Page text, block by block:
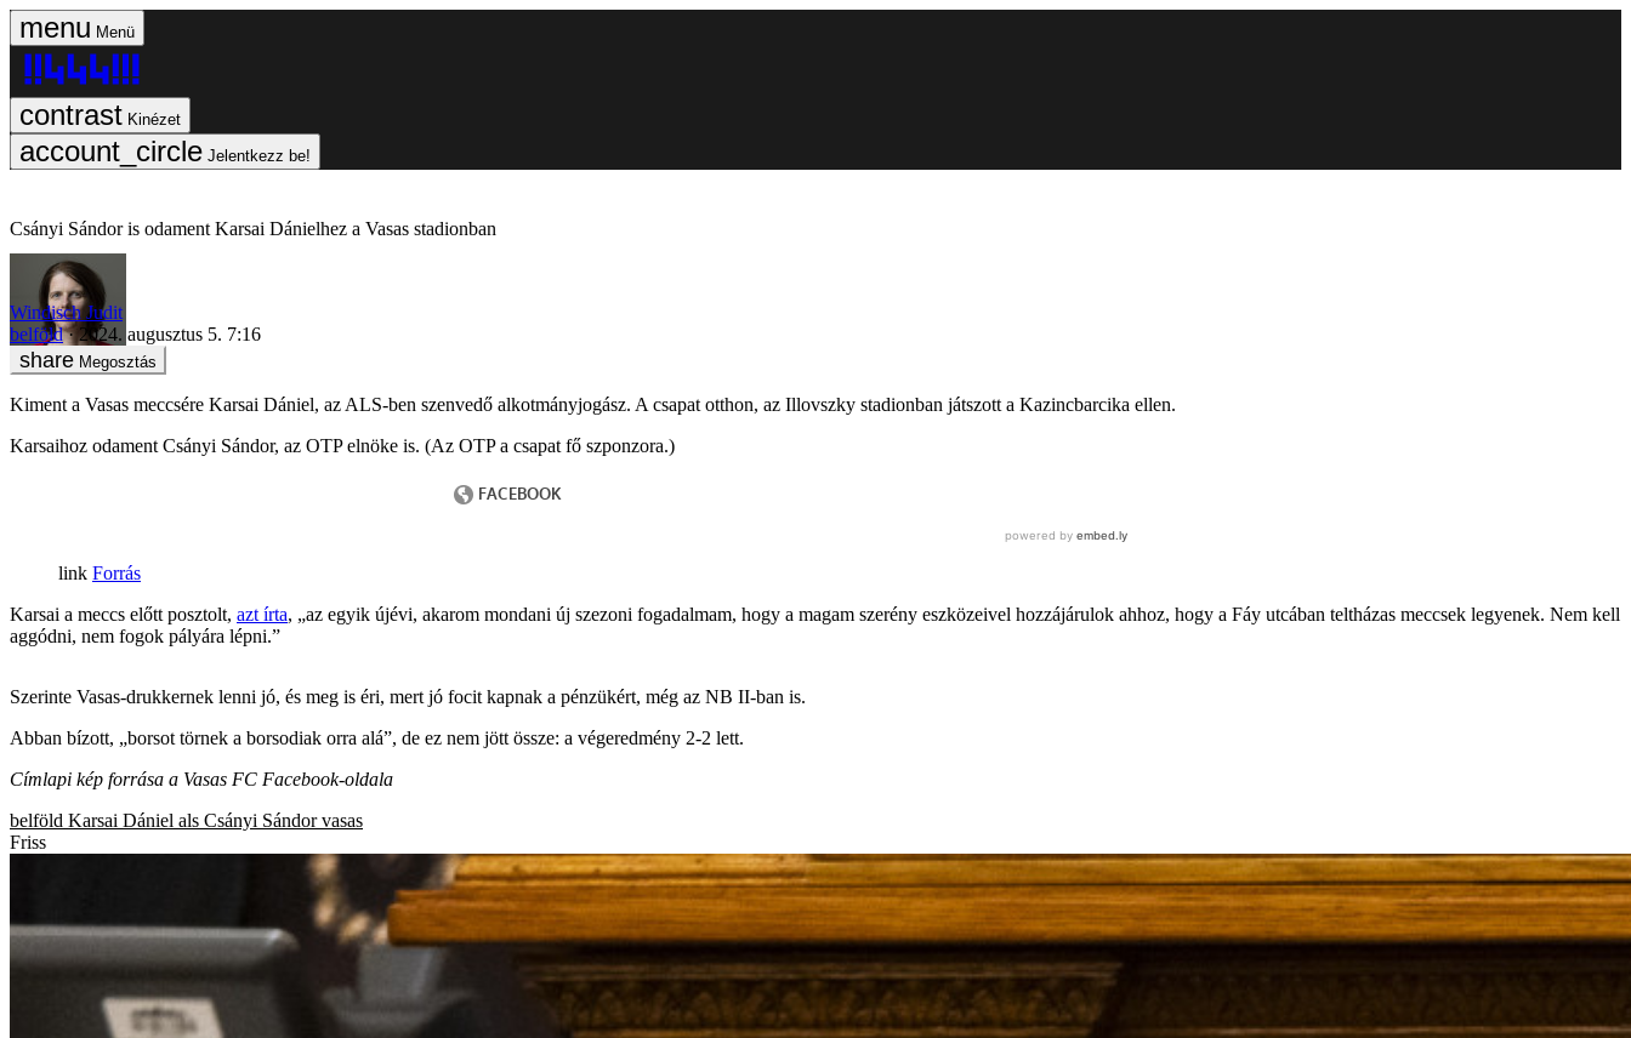
Menü
Kinézet
Jelentkezz be!
Csányi Sándor is odament Karsai Dánielhez a Vasas stadionban
Windisch Judit
belföld
2024. augusztus 5. 7:16
Megosztás
Kiment a Vasas meccsére Karsai Dániel, az ALS-ben szenvedő alkotmányjogász. A csapat otthon, az Illovszky stadionban játszott a Kazincbarcika ellen.
Karsaihoz odament Csányi Sándor, az OTP elnöke is. (Az OTP a csapat fő szponzora.)
Forrás
Karsai a meccs előtt posztolt, azt írta, „az egyik újévi, akarom mondani új szezoni fogadalmam, hogy a magam szerény eszközeivel hozzájárulok ahhoz, hogy a Fáy utcában teltházas meccsek legyenek. Nem kell
aggódni, nem fogok pályára lépni.”
Szerinte Vasas-drukkernek lenni jó, és meg is éri, mert jó focit kapnak a pénzükért, még az NB II-ban is.
Abban bízott, „borsot törnek a borsodiak orra alá”, de ez nem jött össze: a végeredmény 2-2 lett.
Címlapi kép forrása a Vasas FC Facebook-oldala
belföld Karsai Dániel als Csányi Sándor vasas
Friss